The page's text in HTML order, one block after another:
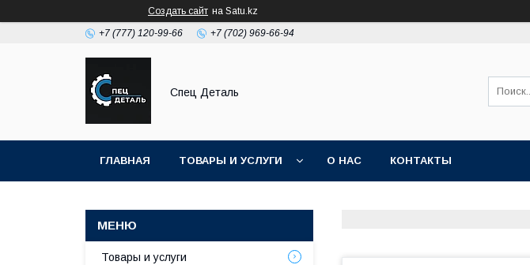
Создать сайт на Satu.kz
+7 (777) 120-99-66 +7 (702) 969-66-94
Спец Деталь
ГЛАВНАЯ ТОВАРЫ И УСЛУГИ О НАС КОНТАКТЫ
Товары и услуги